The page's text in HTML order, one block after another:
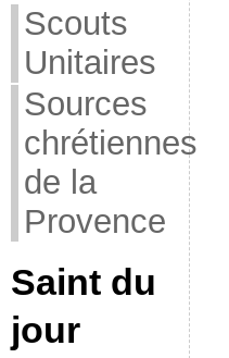
Scouts
Unitaires
Sources
chrétiennes
de la
Provence
Saint du
jour